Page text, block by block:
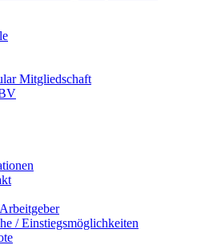
Mitgliedschaft
/ Einstiegsmöglichkeiten